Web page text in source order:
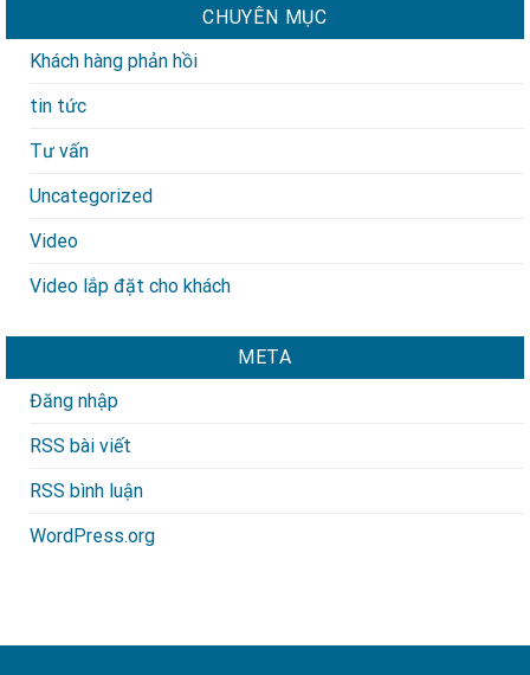
CHUYÊN MỤC
Khách hàng phản hồi
tin tức
Tư vấn
Uncategorized
Video
Video lắp đặt cho khách
META
Đăng nhập
RSS bài viết
RSS bình luận
WordPress.org